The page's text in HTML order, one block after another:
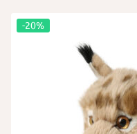
-20%